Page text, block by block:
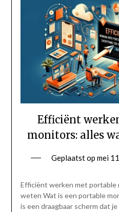
Efficiënt
monitors: alles
Geplaatst op mei
Efficiënt werken met portable
weten Wat is een portable
is een draagbaar scherm dat